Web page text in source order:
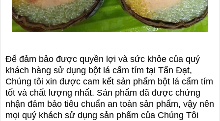
Để đảm bảo được quyền lợi và sức khỏe của quý
khách hàng sử dụng bột lá cẩm tím tại Tấn Đạt,
Chúng tôi xin được cam kết sản phẩm bột lá cẩm tím
tốt và chất lượng nhất. Sản phẩm đã được chứng
nhận đảm bảo tiêu chuẩn an toàn sản phẩm, vậy nên
mọi quý khách sử dụng sản phẩm của Chúng Tôi